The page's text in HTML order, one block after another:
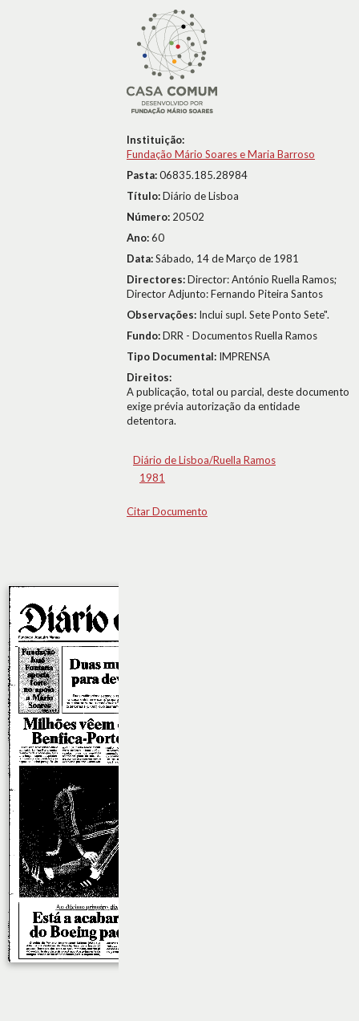
Instituição:
Fundação Mário Soares e Maria Barroso
Pasta:06835.185.28984
Título:Diário de Lisboa
Número: 20502
Ano:60
Data:Sábado, 14 de Março de 1981
Directores:Director: António Ruella Ramos;
Director Adjunto: Fernando Piteira Santos
Observações: Inclui supl. Sete Ponto Sete".
Fundo:DRR - Documentos Ruella Ramos
Tipo Documental: IMPRENSA
Direitos:
A publicação, total ou parcial, deste documento
exige prévia autorização da entidade
detentora.
Diário de Lisboa/Ruella Ramos
1981
Citar Documento